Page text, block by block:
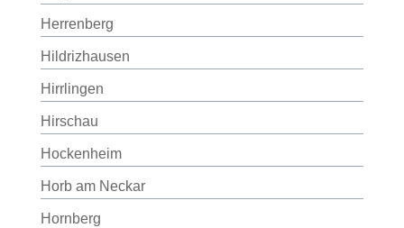
Herrenberg
Hildrizhausen
Hirrlingen
Hirschau
Hockenheim
Horb am Neckar
Hornberg